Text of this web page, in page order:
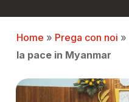
Home » Prega con noi »
la pace in Myanmar